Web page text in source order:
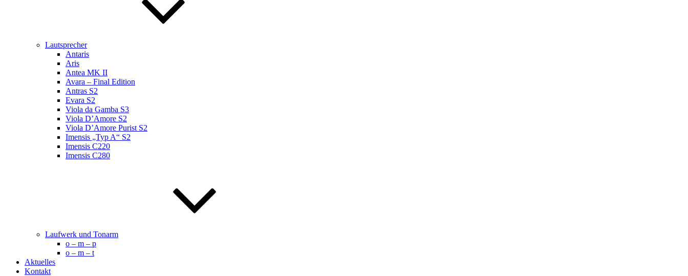
Lautsprecher
Antaris
Aris
Antea MK II
Avara – Final Edition
Antras S2
Evara S2
Viola da Gamba S3
Viola D’Amore S2
Viola D’Amore Purist S2
Imensis „Typ A“ S2
Imensis C220
Imensis C280
Laufwerk und Tonarm
o – m – p
o – m – t
Aktuelles
Kontakt